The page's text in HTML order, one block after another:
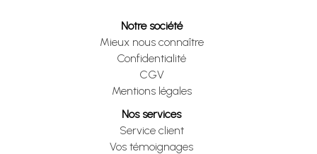
Notre société
Mieux nous connaître
Confidentialité
CGV
Mentions légales
Nos services
Service client
Vos témoignages